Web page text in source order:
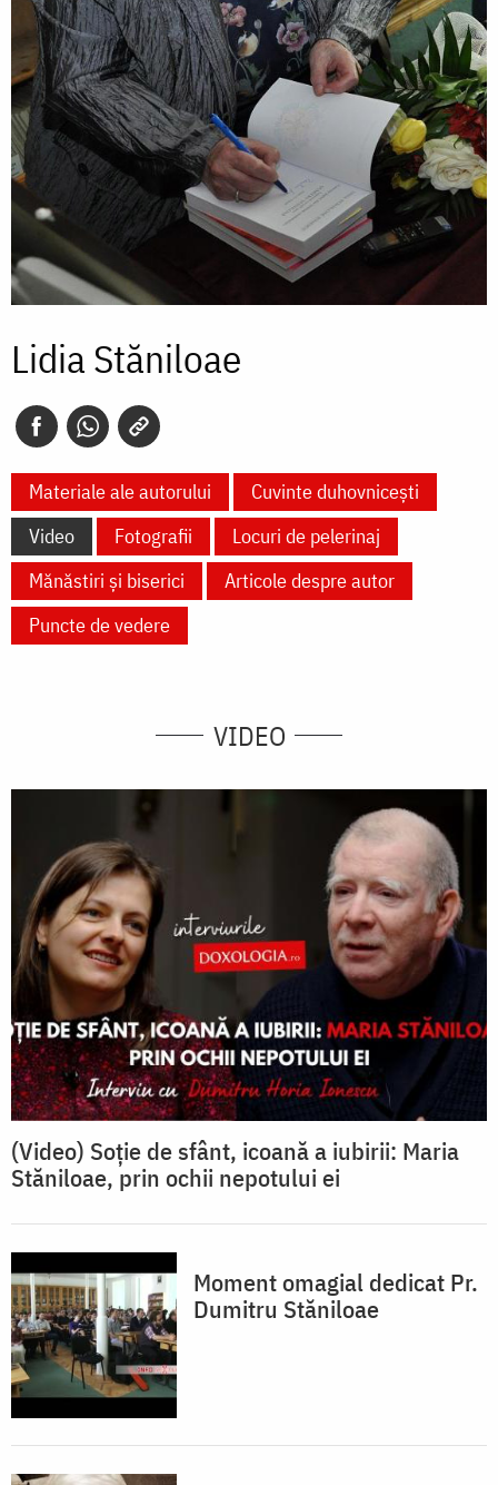
Lidia Stăniloae
Materiale ale autorului
Cuvinte duhovnicești
Video
Fotografii
Locuri de pelerinaj
Mănăstiri și biserici
Articole despre autor
Puncte de vedere
VIDEO
(Video) Soție de sfânt, icoană a iubirii: Maria
Stăniloae, prin ochii nepotului ei
Moment omagial dedicat Pr.
Dumitru Stăniloae